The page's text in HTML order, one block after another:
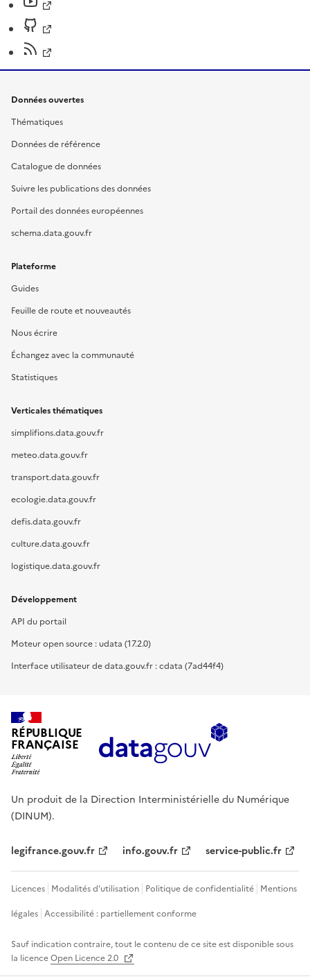
Données ouvertes
Thématiques
Données de référence
Catalogue de données
Suivre les publications des données
Portail des données européennes
schema.data.gouv.fr
Plateforme
Guides
Feuille de route et nouveautés
Nous écrire
Échangez avec la communauté
Statistiques
Verticales thématiques
simplifions.data.gouv.fr
meteo.data.gouv.fr
transport.data.gouv.fr
ecologie.data.gouv.fr
defis.data.gouv.fr
culture.data.gouv.fr
logistique.data.gouv.fr
Développement
API du portail
Moteur open source : udata (17.2.0)
Interface utilisateur de data.gouv.fr : cdata (7ad44f4)
RÉPUBLIQUE
FRANÇAISE
Un produit de la Direction Interministérielle du Numérique
(DINUM).
legifrance.gouv.fr info.gouv.fr service-public.fr
Licences Modalités d'utilisation Politique de confidentialité Mentions
légales Accessibilité : partiellement conforme
Sauf indication contraire, tout le contenu de ce site est disponible sous
la licenceOpen Licence 2.0